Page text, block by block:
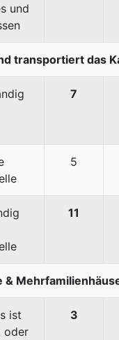
und
transportiert das
7
5
11
&
ist
oder
3